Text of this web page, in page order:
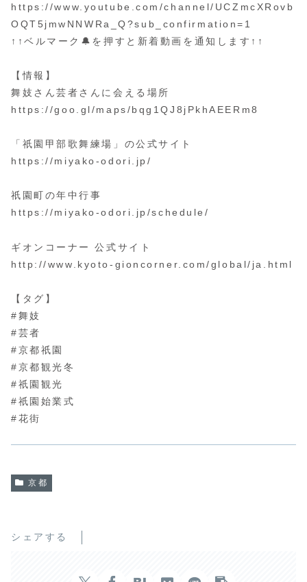
https://www.youtube.com/channel/UCZmcXRovb
OQT5jmwNNWRa_Q?sub_confirmation=1
↑↑ベルマーク🔔を押すと新着動画を通知します↑↑
【情報】
舞妓さん芸者さんに会える場所
https://goo.gl/maps/bqg1QJ8jPkhAEERm8
「祇園甲部歌舞練場」の公式サイト
https://miyako-odori.jp/
祇園町の年中行事
https://miyako-odori.jp/schedule/
ギオンコーナー 公式サイト
http://www.kyoto-gioncorner.com/global/ja.html
【タグ】
#舞妓
#芸者
#京都祇園
#京都観光冬
#祇園観光
#祇園始業式
#花街
京都
シェアする